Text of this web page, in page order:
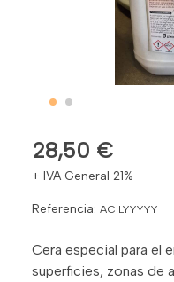
28,50 €
+ IVA General 21%
Referencia: ACILYYYYY
Cera especial para el
superficies, zonas de